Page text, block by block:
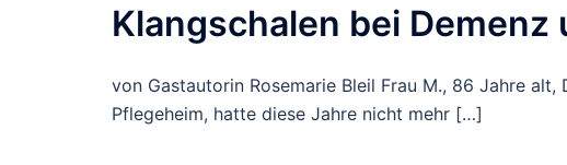
Klangschalen bei Demenz
von Gastautorin Rosemarie Bleil Frau M., 86 Jahre
Pflegeheim, hatte diese Jahre nicht mehr […]